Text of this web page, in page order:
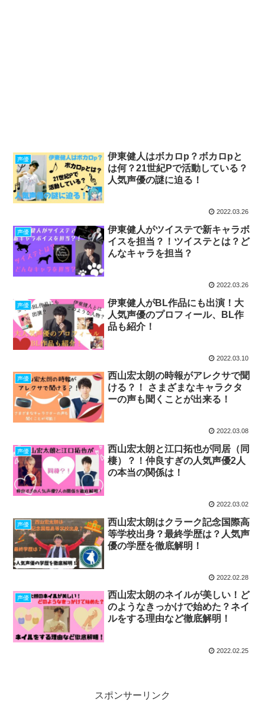
声優
伊東健人はボカロp？ボカロpと
は何？21世紀Pで活動している？
人気声優の謎に迫る！
2022.03.26
声優
伊東健人がツイステで新キャラボ
イスを担当？！ツイステとは？ど
んなキャラを担当？
2022.03.26
声優
伊東健人がBL作品にも出演！大
人気声優のプロフィール、BL作
品も紹介！
2022.03.10
声優
西山宏太朗の時報がアレクサで聞
ける？！ さまざまなキャラクタ
ーの声も聞くことが出来る！
2022.03.08
声優
西山宏太朗と江口拓也が同居（同
棲）？！仲良すぎの人気声優2人
の本当の関係は！
2022.03.02
声優
西山宏太朗はクラーク記念国際高
等学校出身？最終学歴は？人気声
優の学歴を徹底解明！
2022.02.28
声優
西山宏太朗のネイルが美しい！ど
のようなきっかけで始めた？ネイ
ルをする理由など徹底解明！
2022.02.25
スポンサーリンク